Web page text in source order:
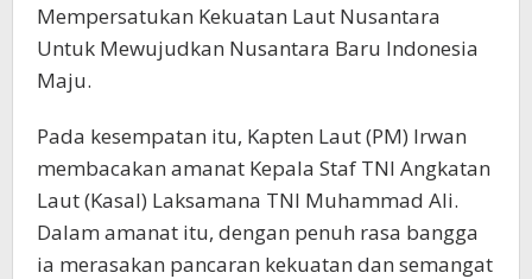
Mempersatukan Kekuatan Laut Nusantara
Untuk Mewujudkan Nusantara Baru Indonesia
Maju.
Pada kesempatan itu, Kapten Laut (PM) Irwan
membacakan amanat Kepala Staf TNI Angkatan
Laut (Kasal) Laksamana TNI Muhammad Ali.
Dalam amanat itu, dengan penuh rasa bangga
ia merasakan pancaran kekuatan dan semangat